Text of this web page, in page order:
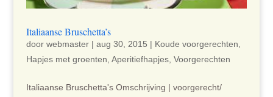
Italiaanse Bruschetta’s
door webmaster| aug 30, 2015 | Koude voorgerechten
Hapjes met groenten Aperitiefhapjes, Voorgerechten
Italiaanse Bruschetta's Omschrijving | voorgerecht/